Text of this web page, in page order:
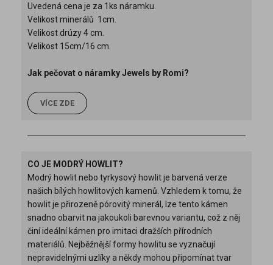
Uvedená cena je za 1ks náramku.
Velikost minerálů 1cm.
Velikost drúzy 4 cm.
Velikost 15cm/16 cm.
Jak pečovat o náramky Jewels by Romi?
VÍCE ZDE
CO JE MODRÝ HOWLIT?
Modrý howlit nebo tyrkysový howlit je barvená verze
našich bílých howlitových kamenů. Vzhledem k tomu, že
howlit je přirozeně pórovitý minerál, lze tento kámen
snadno obarvit na jakoukoli barevnou variantu, což z něj
činí ideální kámen pro imitaci dražších přírodních
materiálů. Nejběžnější formy howlitu se vyznačují
nepravidelnými uzlíky a někdy mohou připomínat tvar